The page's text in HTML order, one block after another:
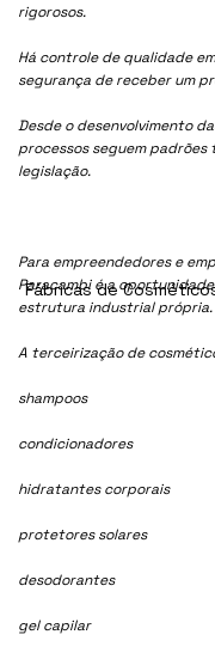
rigorosos.
Há controle de qualidade
segurança de receber um
Desde o desenvolvimento
processos seguem
legislação.
Para empreendedores e
Paracambi é a
estrutura industrial própria.
A terceirização de
shampoos
condicionadores
hidratantes corporais
protetores solares
desodorantes
gel capilar
Fábricas de